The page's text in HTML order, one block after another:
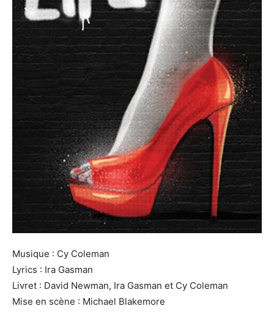
Musique : Cy Coleman
Lyrics : Ira Gasman
Livret : David Newman, Ira Gasman et Cy Coleman
Mise en scène : Michael Blakemore